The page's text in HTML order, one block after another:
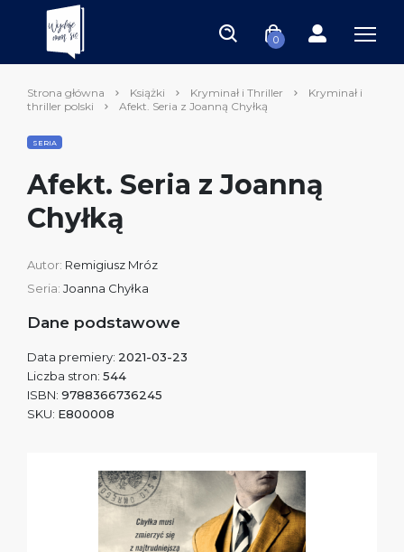
0
Strona główna Książki Kryminał i Thriller
Kryminał i
thriller polski
Afekt. Seria z Joanną Chyłką
SERIA
Afekt. Seria z Joanną
Chyłką
Autor: Remigiusz Mróz
Seria: Joanna Chyłka
Dane podstawowe
Data premiery: 2021-03-23
Liczba stron: 544
ISBN: 9788366736245
SKU: E800008